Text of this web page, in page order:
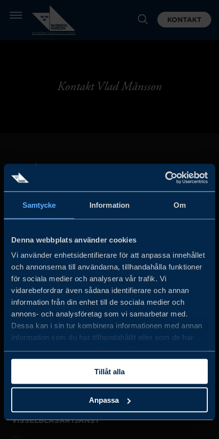
Samtycke Information Om
Denna webbplats använder cookies
Vi använder enhetsidentifierare för att anpassa innehållet
och annonserna till användarna, tillhandahålla funktioner
för sociala medier och analysera vår trafik. Vi
vidarebefordrar även sådana identifierare och annan
information från din enhet till de sociala medier och
annons- och analysföretag som vi samarbetar med.
Dessa kan i sin tur kombinera informationen med annan
information som du har tillhandahållit eller som de har
samlat in när du har använt deras tjänster.
Tillåt alla
Anpassa
KONTAKT
Kontakt Vlad Månsson
det privata näringslivet för att hjälpa svenska företag att
öka sin globala försäljning och internationella företag att
investera och expandera i Sverige.
JOBBA HOS OSS
OM OSS
VISSELBLÅSARTJÄNST